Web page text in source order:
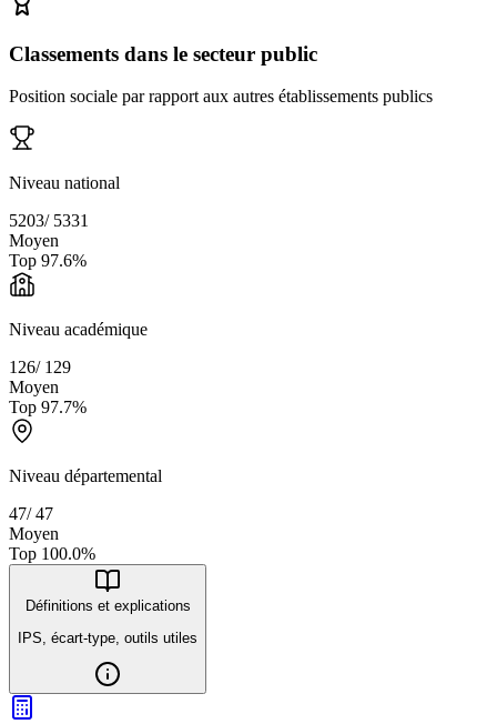
Classements dans le secteur public
Position sociale par rapport aux autres établissements publics
Niveau national
5203/ 5331
Moyen
Top 97.6%
Niveau académique
126/ 129
Moyen
Top 97.7%
Niveau départemental
47/47
Moyen
Top 100.0%
Définitions et explications
IPS, écart-type, outils utiles